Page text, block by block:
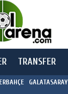
TRANSFER
GALATASARAY